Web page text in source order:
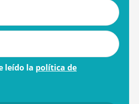
leído la política de